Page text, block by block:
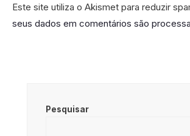
Este site utiliza o Akismet para reduzir
seus dados em comentários são
Pesquisar